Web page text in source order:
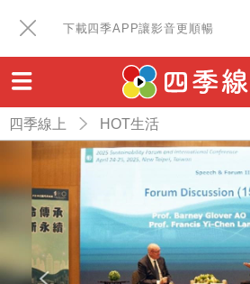
下載四季APP讓影音更順暢
四季線上 HOT生活